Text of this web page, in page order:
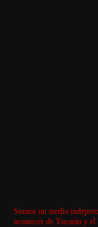
Somos un medio
acontecer de Yucatán y